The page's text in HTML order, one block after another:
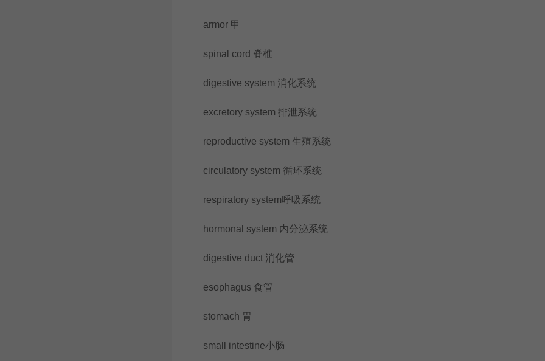
armor 甲
spinal cord 脊椎
digestive system 消化系统
excretory system 排泄系统
reproductive system 生殖系统
circulatory system 循环系统
respiratory system呼吸系统
hormonal system 内分泌系统
digestive duct 消化管
esophagus 食管
stomach 胃
small intestine小肠